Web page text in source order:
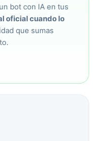
bot con IA en tus
oficial cuando lo
que sumas